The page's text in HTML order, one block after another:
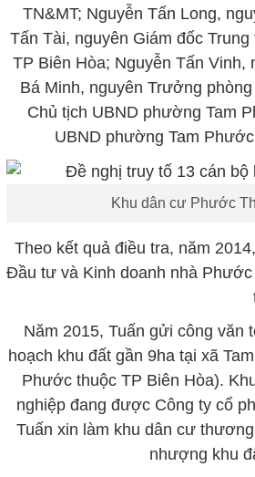
TN&MT; Nguyễn Tấn Long,
Tấn Tài, nguyên Giám đốc
TP Biên Hòa; Nguyễn Tấn
Bá Minh, nguyên Trưởng
Chủ tịch UBND phường Tam
UBND phường Tam
Khu dân cư Phước
Theo kết quả điều tra, năm
Đầu tư và Kinh doanh nhà
Năm 2015, Tuấn gửi công văn
hoạch khu đất gần 9ha tại xã
Phước thuộc TP Biên Hòa).
nghiệp đang được Công ty cổ
Tuấn xin làm khu dân cư
nhượng khu